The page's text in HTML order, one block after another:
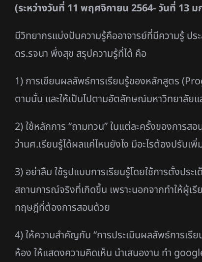
(ระหว่างวันที่ 11 พฤศจิกายน 2564- วันที่ 13
มีวิทยากรแบ่งปันความรู้คืออาจารย์ที่มีความรู้ ป
ดร.รจนา พึ่งสุข สรุปความรู้ที่ได้ คือ
1) การเขียนผลลัพธ์การเรียนรู้ของหลักสูตร
ตามนั้น และให้เป็นไปตามอัตลักษณ์มหาวิทยาลัย
2) ใช้หลักการ “ถามทวน” ในแต่ละครั้งของการส
ว่านศ.เรียนรู้ได้ผลแค่ไหนยังไง มีอะไรต้องปรับเ
3) อย่าลืม ใช้รูปแบบการเรียนรู้โดยใช้การตั้งปร
สถานการณ์จริงที่เกิดขึ้น เพราะนอกจากทำให้ผู้เ
ทฤษฎีที่ต้องการสอนด้วย
4) ให้ความสำคัญกับ “การประเมินผลลัพธ์การเรี
ห้อง ให้แสดงความคิดเห็น นำเสนองาน ทำ